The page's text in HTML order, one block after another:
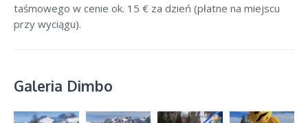
taśmowego w cenie ok. 15 € za dzień (płatne na miejscu
przy wyciągu).
Galeria Dimbo